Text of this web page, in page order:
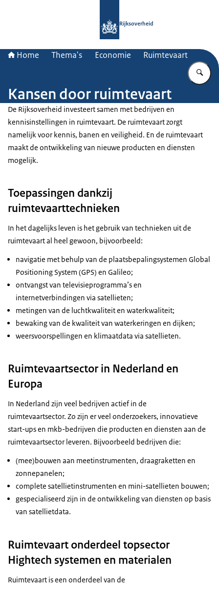
Rijksoverheid
Home Thema's Economie Ruimtevaart
Kansen door ruimtevaart
De Rijksoverheid investeert samen met bedrijven en
kennisinstellingen in ruimtevaart. De ruimtevaart zorgt
namelijk voor kennis, banen en veiligheid. En de ruimtevaart
maakt de ontwikkeling van nieuwe producten en diensten
mogelijk.
Toepassingen dankzij
ruimtevaarttechnieken
In het dagelijks leven is het gebruik van technieken uit de
ruimtevaart al heel gewoon, bijvoorbeeld:
navigatie met behulp van de plaatsbepalingsystemen Global
Positioning System (GPS) en Galileo;
ontvangst van televisieprogramma’s en
internetverbindingen via satellieten;
metingen van de luchtkwaliteit en waterkwaliteit;
bewaking van de kwaliteit van waterkeringen en dijken;
weersvoorspellingen en klimaatdata via satellieten.
Ruimtevaartsector in Nederland en
Europa
In Nederland zijn veel bedrijven actief in de
ruimtevaartsector. Zo zijn er veel onderzoekers, innovatieve
start-ups en mkb-bedrijven die producten en diensten aan de
ruimtevaartsector leveren. Bijvoorbeeld bedrijven die:
(mee)bouwen aan meetinstrumenten, draagraketten en
zonnepanelen;
complete satellietinstrumenten en mini-satellieten bouwen;
gespecialiseerd zijn in de ontwikkeling van diensten op basis
van satellietdata.
Ruimtevaart onderdeel topsector
Hightech systemen en materialen
Ruimtevaart is een onderdeel van de